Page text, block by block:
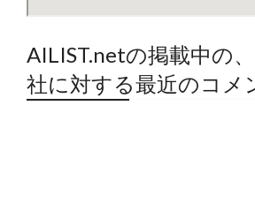
AILIST.netの掲載中の
社に対する最近のコメ